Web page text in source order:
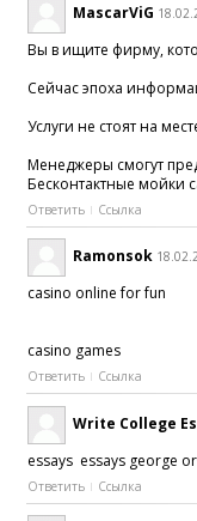
MascarViG
Вы в ищите фирму,
Сейчас эпоха
Услуги не стоят на
Менеджеры смогут
Бесконтактные мойки
Ответить Ссылка
Ramonsok
casino online for fun
casino games
Ответить Ссылка
Write College
essays essays george
Ответить Ссылка